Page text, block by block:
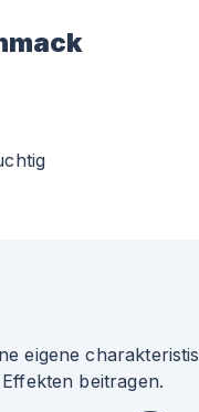
eigene
beitragen.